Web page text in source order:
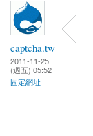
captcha.tw
2011-11-25
(週五) 05:52
固定網址